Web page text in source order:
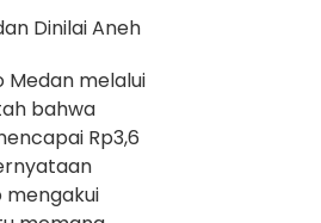
Dinilai Aneh
Medan melalui
bahwa
Rp3,6
mengakui